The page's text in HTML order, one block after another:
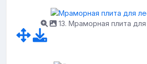
13. Мраморная плита